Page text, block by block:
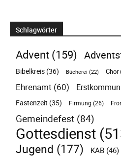
Schlagwörter
Advent(159)
Bibelkreis (36) Bücherei (22) Chor
Ehrenamt (60)
Fastenzeit (35) Firmung (26)
Gemeindefest (84)
Gottesdienst
Jugend (177) KAB (46)